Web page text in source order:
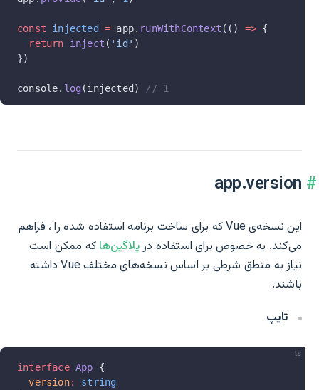
const injected = app. runWithContext (() => {
  return
inject ( 'id' )
})
console. log (injected) // 1
app.version
این نسخه‌ی Vue که برای ساخت برنامه استفاده شده را ، فراهم
می‌کند. به خصوص برای استفاده درپلاگین‌ها که ممکن است
نیاز به منطق شرطی بر اساس نسخه‌های مختلف Vue داشته
باشند.
تایپ
ts
interface App {
  version
:
string